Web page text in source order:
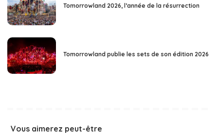
Tomorrowland 2026, l’année de la résurrection
Tomorrowland publie les sets de son édition 2026
Vous aimerez peut-être